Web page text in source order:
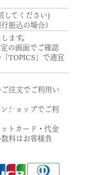
してください)
振込の場合）
ます。
の画面でご確認
「TOPICS」 で適宜
注文でご利用い
ショップでご利
トカード・代金
料はお客様負